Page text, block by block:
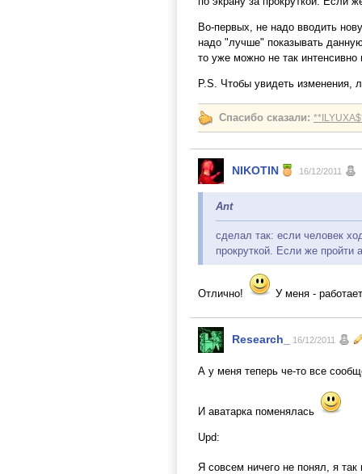
Во-первых, не надо вводить
надо "лучше" показывать
то уже можно не так
P.S. Чтобы увидеть изменения,
Спасибо сказали:
NIKOTIN 16/12/2011
Ant
сделал так: если человек
прокруткой. Если же пройти
Отлично! У меня -
Research_ 16/12/2011
А у меня теперь че-то все
И аватарка поменялась
Upd:
Я совсем ничего не понял, я